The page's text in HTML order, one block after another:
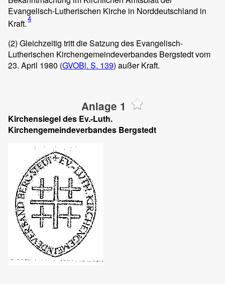
Evangelisch-Lutherischen Kirche in Norddeutschland in
Kraft.4
(2) Gleichzeitig tritt die Satzung des Evangelisch-
Lutherischen Kirchengemeindeverbandes Bergstedt vom
23. April 1980 (GVOBl. S. 139) außer Kraft.
Anlage 1
Kirchensiegel des Ev.-Luth.
Kirchengemeindeverbandes Bergstedt